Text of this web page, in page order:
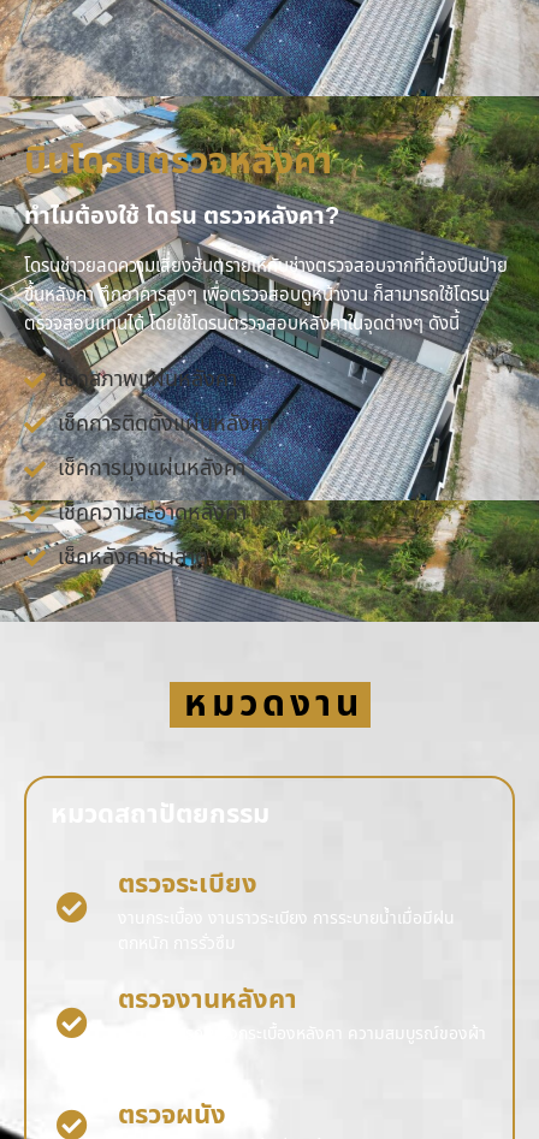
บินโดรนตรวจหลังคา
ทำไมต้องใช้ โดรน ตรวจหลังคา?
โดรนช่าวยลดความเสี่ยงอันตรายให้กับช่างตรวจสอบจากที่ต้องปีนป่าย
ขึ้นหลังคา ตึกอาคารสูงๆ เพื่อตรวจสอบดูหน้างาน ก็สามารถใช้โดรน
ตรวจสอบแทนได้ โดยใช้โดรนตรวจสอบหลังคาในจุดต่างๆ ดังนี้
เช็คสภาพแผ่นหลังคา
เช็คการติดตั้งแผ่นหลังคา
เช็คการมุงแผ่นหลังคา
เช็คความสะอาดหลังคา
เช็คหลังคากันสาด
หมวดงาน
หมวดสถาปัตยกรรม
ตรวจระเบียง
งานกระเบื้อง งานราวระเบียง การระบายน้ำเมื่อมีฝน
ตรวจงานหลังคา
ความสมบูรณ์ของกระเบื้องหลังคา ความสมบูรณ์ของผ้า
ตรวจผนัง